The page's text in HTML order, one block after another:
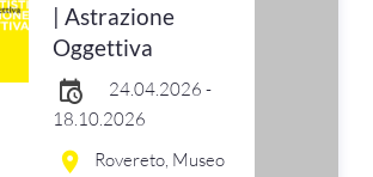
| Astrazione
Oggettiva
24.04.2026 -
18.10.2026
Rovereto, Museo